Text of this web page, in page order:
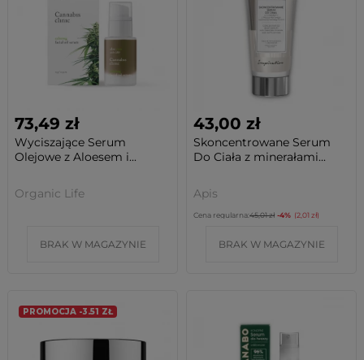
73,49 zł
Wyciszające Serum
Olejowe z Aloesem i...
Organic Life
BRAK W MAGAZYNIE
43,00 zł
Skoncentrowane Serum
Do Ciała z minerałami...
Apis
Cena regularna:45,01 zł -4% (2,01 zł)
BRAK W MAGAZYNIE
PROMOCJA -3.51 ZŁ